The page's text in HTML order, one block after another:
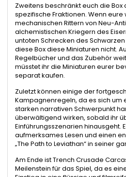
Zweitens beschränkt euch die Box
spezifische Fraktionen. Wenn
mechanischen Rittern von Neu-
alchemistischen Kriegern des
untoten Schrecken des
diese Box diese Miniaturen nicht.
Regelbücher und das Zubehör
müsstet ihr die Miniaturen eurer
separat kaufen.
Zuletzt können einige der
Kampagnenregeln, da es sich um
starken narrativen Schwerpunkt
überwältigend wirken, sobald ihr
Einführungsszenarien hinausgeht.
aufmerksames Lesen und einen
„The Path to Leviathan“ in seiner
Am Ende ist Trench Crusade
Meilenstein für das Spiel, da es